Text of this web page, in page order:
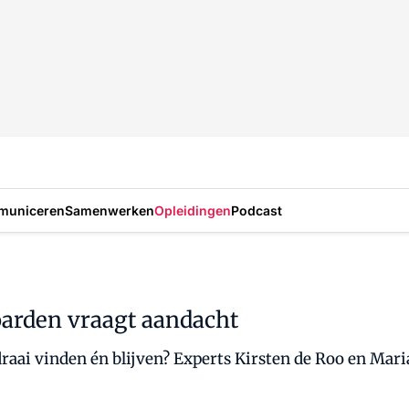
SamenwerkenOpleidingenPodcast
vraagt aandacht
vinden én blijven? Experts Kirsten de Roo en